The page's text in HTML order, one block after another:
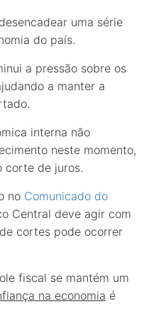
uma série
do país.
a pressão sobre os
a manter a
interna não
neste momento,
corte de juros.
no Comunicado do
Central deve agir com
cortes pode ocorrer
fiscal se mantém um
na economia é